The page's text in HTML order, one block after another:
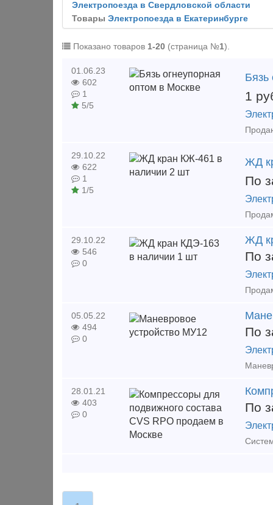
Электропоезда в Свердловской области
Товары Электропоезда в Екатеринбурге
Показано товаров 1-20 (страница №1).
01.06.23
602
1
5/5
Бязь
1
29.10.22
622
1
1/5
ЖД
По
29.10.22
546
0
ЖД
По
05.05.22
494
0
По
28.01.21
403
0
По